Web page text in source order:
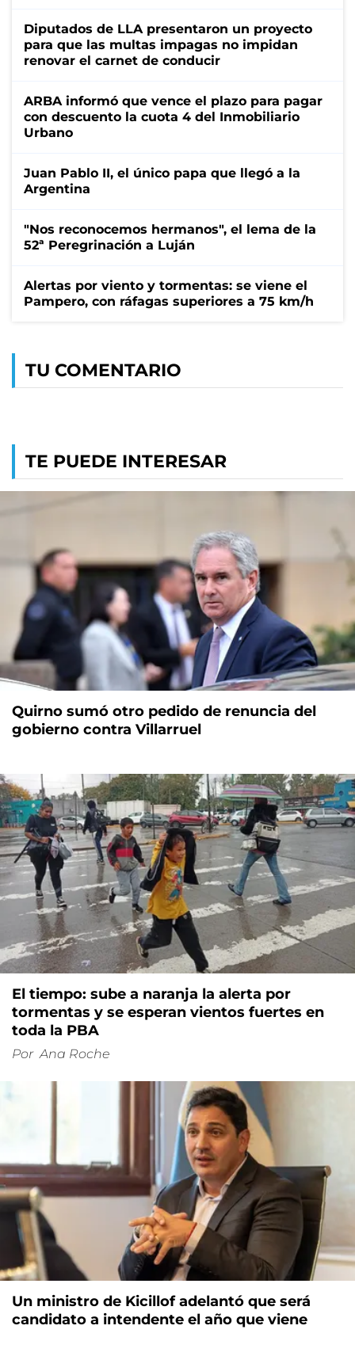
Diputados de LLA presentaron un proyecto
para que las multas impagas no impidan
renovar el carnet de conducir
ARBA informó que vence el plazo para pagar
con descuento la cuota 4 del Inmobiliario
Urbano
Juan Pablo II, el único papa que llegó a la
Argentina
"Nos reconocemos hermanos", el lema de la
52ª Peregrinación a Luján
Alertas por viento y tormentas: se viene el
Pampero, con ráfagas superiores a 75 km/h
TU COMENTARIO
TE PUEDE INTERESAR
Quirno sumó otro pedido de renuncia del
gobierno contra Villarruel
El tiempo: sube a naranja la alerta por
tormentas y se esperan vientos fuertes en
toda la PBA
Por Ana Roche
Un ministro de Kicillof adelantó que será
candidato a intendente el año que viene